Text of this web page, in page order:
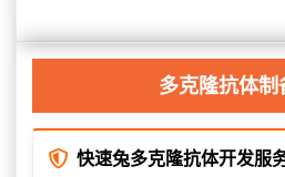
多克隆抗体制
快速兔多克隆抗体开发服